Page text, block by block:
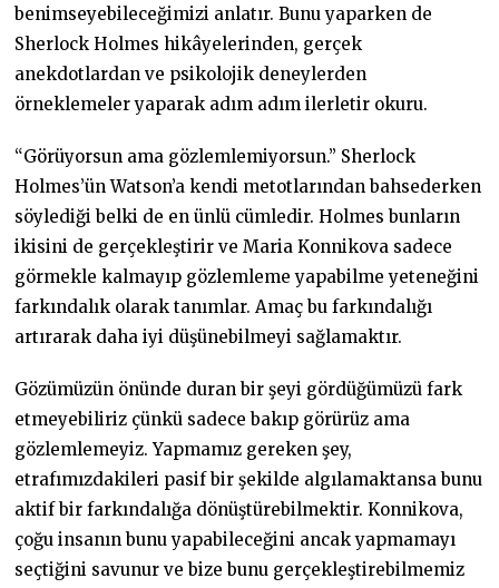
benimseyebileceğimizi anlatır. Bunu yaparken de
Sherlock Holmes hikâyelerinden, gerçek
anekdotlardan ve psikolojik deneylerden
örneklemeler yaparak adım adım ilerletir okuru.
“Görüyorsun ama gözlemlemiyorsun.” Sherlock
Holmes’ün Watson’a kendi metotlarından bahsederken
söylediği belki de en ünlü cümledir. Holmes bunların
ikisini de gerçekleştirir ve Maria Konnikova sadece
görmekle kalmayıp gözlemleme yapabilme yeteneğini
farkındalık olarak tanımlar. Amaç bu farkındalığı
artırarak daha iyi düşünebilmeyi sağlamaktır.
Gözümüzün önünde duran bir şeyi gördüğümüzü fark
etmeyebiliriz çünkü sadece bakıp görürüz ama
gözlemlemeyiz. Yapmamız gereken şey,
etrafımızdakileri pasif bir şekilde algılamaktansa bunu
aktif bir farkındalığa dönüştürebilmektir. Konnikova,
çoğu insanın bunu yapabileceğini ancak yapmamayı
seçtiğini savunur ve bize bunu gerçekleştirebilmemiz